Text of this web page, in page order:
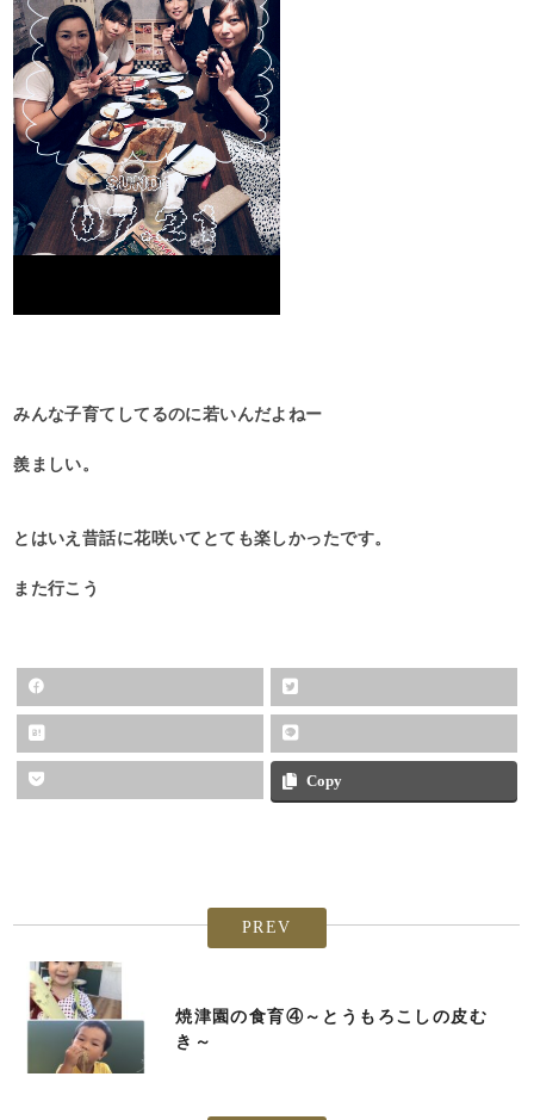
みんな子育てしてるのに若いんだよねー
羨ましい。
とはいえ昔話に花咲いてとても楽しかったです。
また行こう
Copy
PREV
焼津園の食育④～とうもろこしの皮む
き～